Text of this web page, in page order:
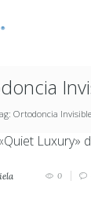
Ortodoncia Invisible
Luxury»
0